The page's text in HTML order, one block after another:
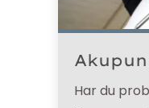
Har du